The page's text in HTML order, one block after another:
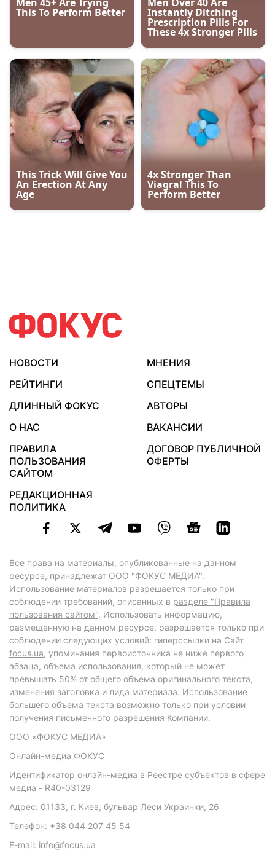
НОВОСТИ
МНЕНИЯ
РЕЙТИНГИ
СПЕЦТЕМЫ
ДЛИННЫЙ ФОКУС
АВТОРЫ
О НАС
ВАКАНСИИ
ПРАВИЛА
ПОЛЬЗОВАНИЯ
САЙТОМ
ДОГОВОР ПУБЛИЧНОЙ
ОФЕРТЫ
РЕДАКЦИОННАЯ
ПОЛИТИКА
Все права на материалы, опубликованные на данном
ресурсе, принадлежат ООО "ФОКУС МЕДИА".
Использование материалов разрешается только при
соблюдении требований, описанных в разделе "Правила
пользования сайтом". Использовать информацию,
размещенную на данном ресурсе, разрешается только при
соблюдении следующих условий: гиперссылки на Сайт
focus.ua, упоминания первоисточника не ниже первого
абзаца, объема использования, который не может
превышать 50% от общего объема оригинального текста,
изменения заголовка и лида материала. Использование
большего объема текста возможно только при условии
получения письменного разрешения Компании.
ООО «ФОКУС МЕДИА»
Онлайн-медиа ФОКУС
Идентификатор онлайн-медиа в Реестре субъектов в сфере
медиа - R40-03129
Адрес: 01133, г. Киев, бульвар Леси Украинки, 26
Телефон: +38 044 207 45 54
E-mail: info@focus.ua